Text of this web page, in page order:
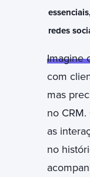
redes
Imagine
com
mas
no
as
no